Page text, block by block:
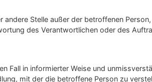
Stelle außer der betroffenen
des Verantwortlichen oder des
Fall in informierter Weise und
mit der die betroffene Person zu